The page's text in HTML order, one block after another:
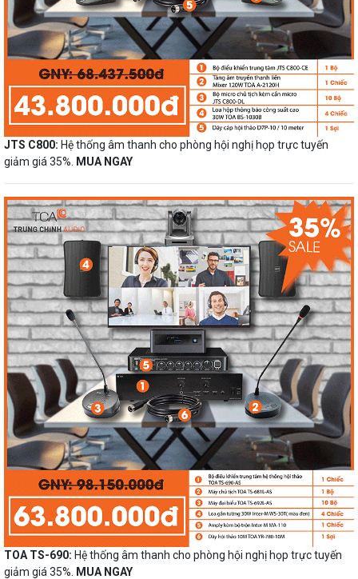
JTS C800: Hệ thống âm thanh cho phòng hội nghị họp trực tuyến
giảm giá 35%. MUA NGAY
TOA TS-690: Hệ thống âm thanh cho phòng hội nghị họp trực tuyến
giảm giá 35%. MUA NGAY